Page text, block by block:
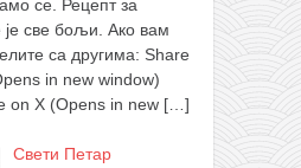
се. Рецепт за
је све бољи. Ако вам
са другима: Share
in new window)
on X (Opens in new […]
Свети Петар